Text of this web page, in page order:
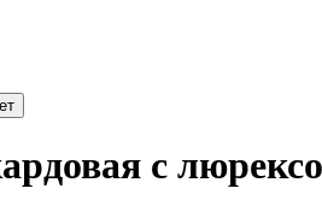
цвет
с